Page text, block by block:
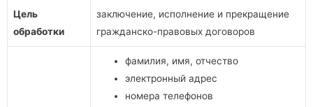
Цель
обработки
заключение, исполнение и прекращение
гражданско-правовых договоров
фамилия, имя, отчество
электронный адрес
номера телефонов